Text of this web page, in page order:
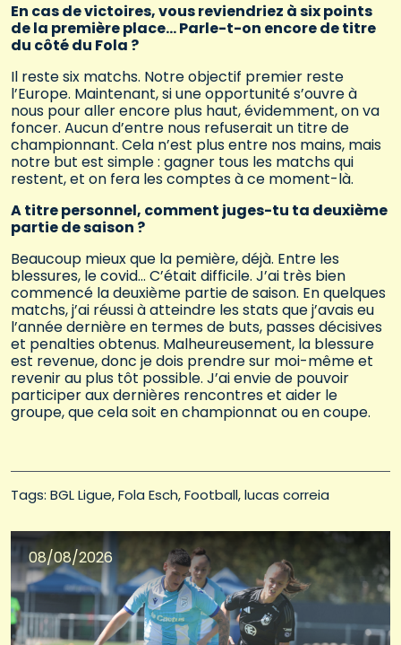
En cas de victoires, vous reviendriez à six points
de la première place… Parle-t-on encore de titre
du côté du Fola ?
Il reste six matchs. Notre objectif premier reste
l’Europe. Maintenant, si une opportunité s’ouvre à
nous pour aller encore plus haut, évidemment, on va
foncer. Aucun d’entre nous refuserait un titre de
championnant. Cela n’est plus entre nos mains, mais
notre but est simple : gagner tous les matchs qui
restent, et on fera les comptes à ce moment-là.
A titre personnel, comment juges-tu ta deuxième
partie de saison ?
Beaucoup mieux que la pemière, déjà. Entre les
blessures, le covid… C’était difficile. J’ai très bien
commencé la deuxième partie de saison. En quelques
matchs, j’ai réussi à atteindre les stats que j’avais eu
l’année dernière en termes de buts, passes décisives
et penalties obtenus. Malheureusement, la blessure
est revenue, donc je dois prendre sur moi-même et
revenir au plus tôt possible. J’ai envie de pouvoir
participer aux dernières rencontres et aider le
groupe, que cela soit en championnat ou en coupe.
Tags: BGL Ligue Fola Esch Football lucas correia
08/08/2026